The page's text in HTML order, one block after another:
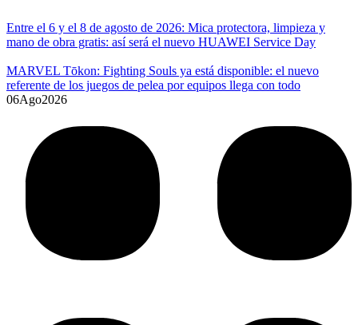
Entre el 6 y el 8 de agosto de 2026: Mica protectora, limpieza y
mano de obra gratis: así será el nuevo HUAWEI Service Day
MARVEL Tōkon: Fighting Souls ya está disponible: el nuevo
referente de los juegos de pelea por equipos llega con todo
06Ago2026